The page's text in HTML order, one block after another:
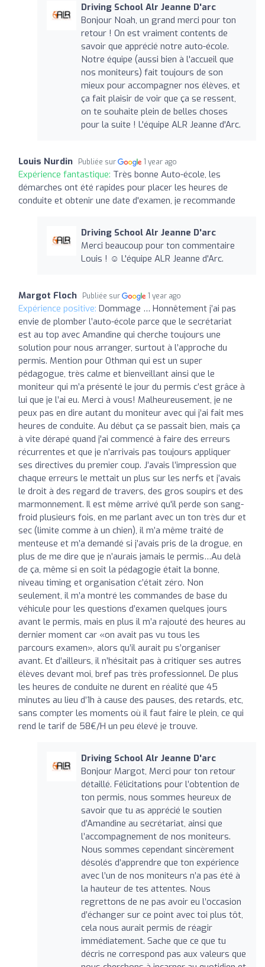
Driving School Alr Jeanne D'arc
Bonjour Noah, un grand merci pour ton
retour ! On est vraiment contents de
savoir que apprécié notre auto-école.
Notre équipe (aussi bien à l'accueil que
nos moniteurs) fait toujours de son
mieux pour accompagner nos élèves, et
ça fait plaisir de voir que ça se ressent,
on te souhaite plein de belles choses
pour la suite ! L'équipe ALR Jeanne d'Arc.
Louis Nurdin Publiée sur 1 year ago
Expérience fantastique: Très bonne Auto-école, les
démarches ont été rapides pour placer les heures de
conduite et obtenir une date d'examen, je recommande
Driving School Alr Jeanne D'arc
Merci beaucoup pour ton commentaire
Louis ! ☺️ L'équipe ALR Jeanne d'Arc.
Margot Floch Publiée sur 1 year ago
Expérience positive: Dommage … Honnêtement j’ai pas
envie de plomber l’auto-école parce que le secrétariat
est au top avec Amandine qui cherche toujours une
solution pour nous arranger, surtout à l’approche du
permis. Mention pour Othman qui est un super
pédagogue, très calme et bienveillant ainsi que le
moniteur qui m’a présenté le jour du permis c’est grâce à
lui que je l’ai eu. Merci à vous! Malheureusement, je ne
peux pas en dire autant du moniteur avec qui j’ai fait mes
heures de conduite. Au début ça se passait bien, mais ça
à vite dérapé quand j'ai commencé à faire des erreurs
récurrentes et que je n’arrivais pas toujours appliquer
ses directives du premier coup. J’avais l’impression que
chaque erreurs le mettait un plus sur les nerfs et j’avais
le droit à des regard de travers, des gros soupirs et des
marmonnement. Il est même arrivé qu'il perde son sang-
froid plusieurs fois, en me parlant avec un ton très dur et
sec (limite comme à un chien), il m’a même traité de
menteuse et m’a demandé si j’avais pris de la drogue, en
plus de me dire que je n’aurais jamais le permis…Au delà
de ça, même si en soit la pédagogie était la bonne,
niveau timing et organisation c’était zéro. Non
seulement, il m’a montré les commandes de base du
véhicule pour les questions d’examen quelques jours
avant le permis, mais en plus il m’a rajouté des heures au
dernier moment car «on avait pas vu tous les
parcours examen», alors qu’il aurait pu s’organiser
avant. Et d’ailleurs, il n’hésitait pas à critiquer ses autres
élèves devant moi, bref pas très professionnel. De plus
les heures de conduite ne durent en réalité que 45
minutes au lieu d’1h à cause des pauses, des retards, etc,
sans compter les moments où il faut faire le plein, ce qui
rend le tarif de 58€/H un peu élevé je trouve.
Driving School Alr Jeanne D'arc
Bonjour Margot, Merci pour ton retour
détaillé. Félicitations pour l’obtention de
ton permis, nous sommes heureux de
savoir que tu as apprécié le soutien
d’Amandine au secrétariat, ainsi que
l’accompagnement de nos moniteurs.
Nous sommes cependant sincèrement
désolés d’apprendre que ton expérience
avec l’un de nos moniteurs n’a pas été à
la hauteur de tes attentes. Nous
regrettons de ne pas avoir eu l’occasion
d’échanger sur ce point avec toi plus tôt,
cela nous aurait permis de réagir
immédiatement. Sache que ce que tu
décris ne correspond pas aux valeurs que